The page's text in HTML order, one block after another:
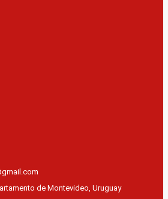
de Montevideo, Uruguay